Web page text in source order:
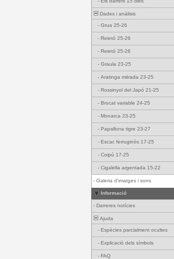
Dades i anàlisis
- Grua 25-26
- Reietó 25-26
- Reietó 25-26
- Graula 23-25
- Aratinga mitrada 23-25
- Rossinyol del Japó 21-25
- Brocat variable 24-25
- Monarca 23-25
- Papallona tigre 23-27
- Escac ferruginós 17-25
- Coipú 17-25
- Cigalella argentada 15-22
- Galeria d'imatges i sons
Informació
- Darreres notícies
Ajuda
- Espècies parcialment ocultes
- Explicació dels símbols
- FAQ